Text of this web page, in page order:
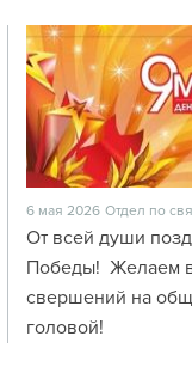
6 мая 2026 Отдел по
От всей души
Победы! Желаем
свершений на
головой!